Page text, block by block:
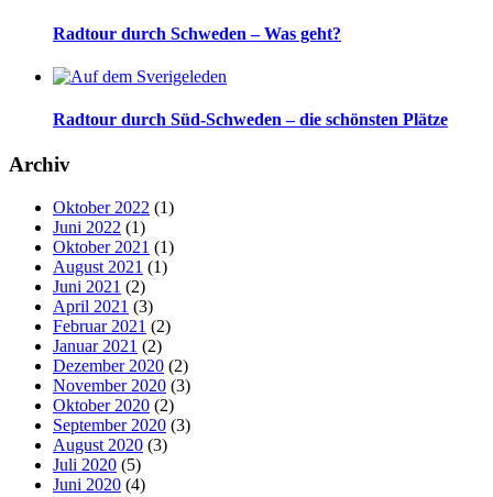
Radtour durch Schweden – Was geht?
Radtour durch Süd-Schweden – die schönsten Plätze
Archiv
Oktober 2022 (1)
Juni 2022 (1)
Oktober 2021 (1)
August 2021 (1)
Juni 2021 (2)
April 2021 (3)
Februar 2021 (2)
Januar 2021 (2)
Dezember 2020 (2)
November 2020 (3)
Oktober 2020 (2)
September 2020 (3)
August 2020 (3)
Juli 2020 (5)
Juni 2020 (4)